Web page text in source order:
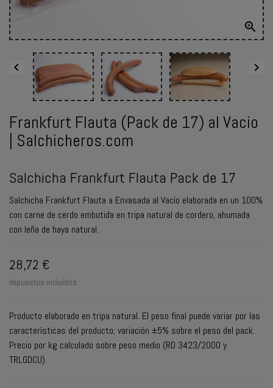
ENVIAR
WHATSAPP

 
Frankfurt Flauta (Pack de 17) al Vacio
| Salchicheros.com
Salchicha Frankfurt Flauta Pack de 17
Salchicha Frankfurt Flauta a Envasada al Vacío elaborada en un 100%
con carne de cerdo embutida en tripa natural de cordero, ahumada
con leña de haya natural.
28,72 €
Impuestos incluidos
Producto elaborado en tripa natural. El peso final puede variar por las
características del producto; variación ±5% sobre el peso del pack.
Precio por kg calculado sobre peso medio (RD 3423/2000 y
TRLGDCU).